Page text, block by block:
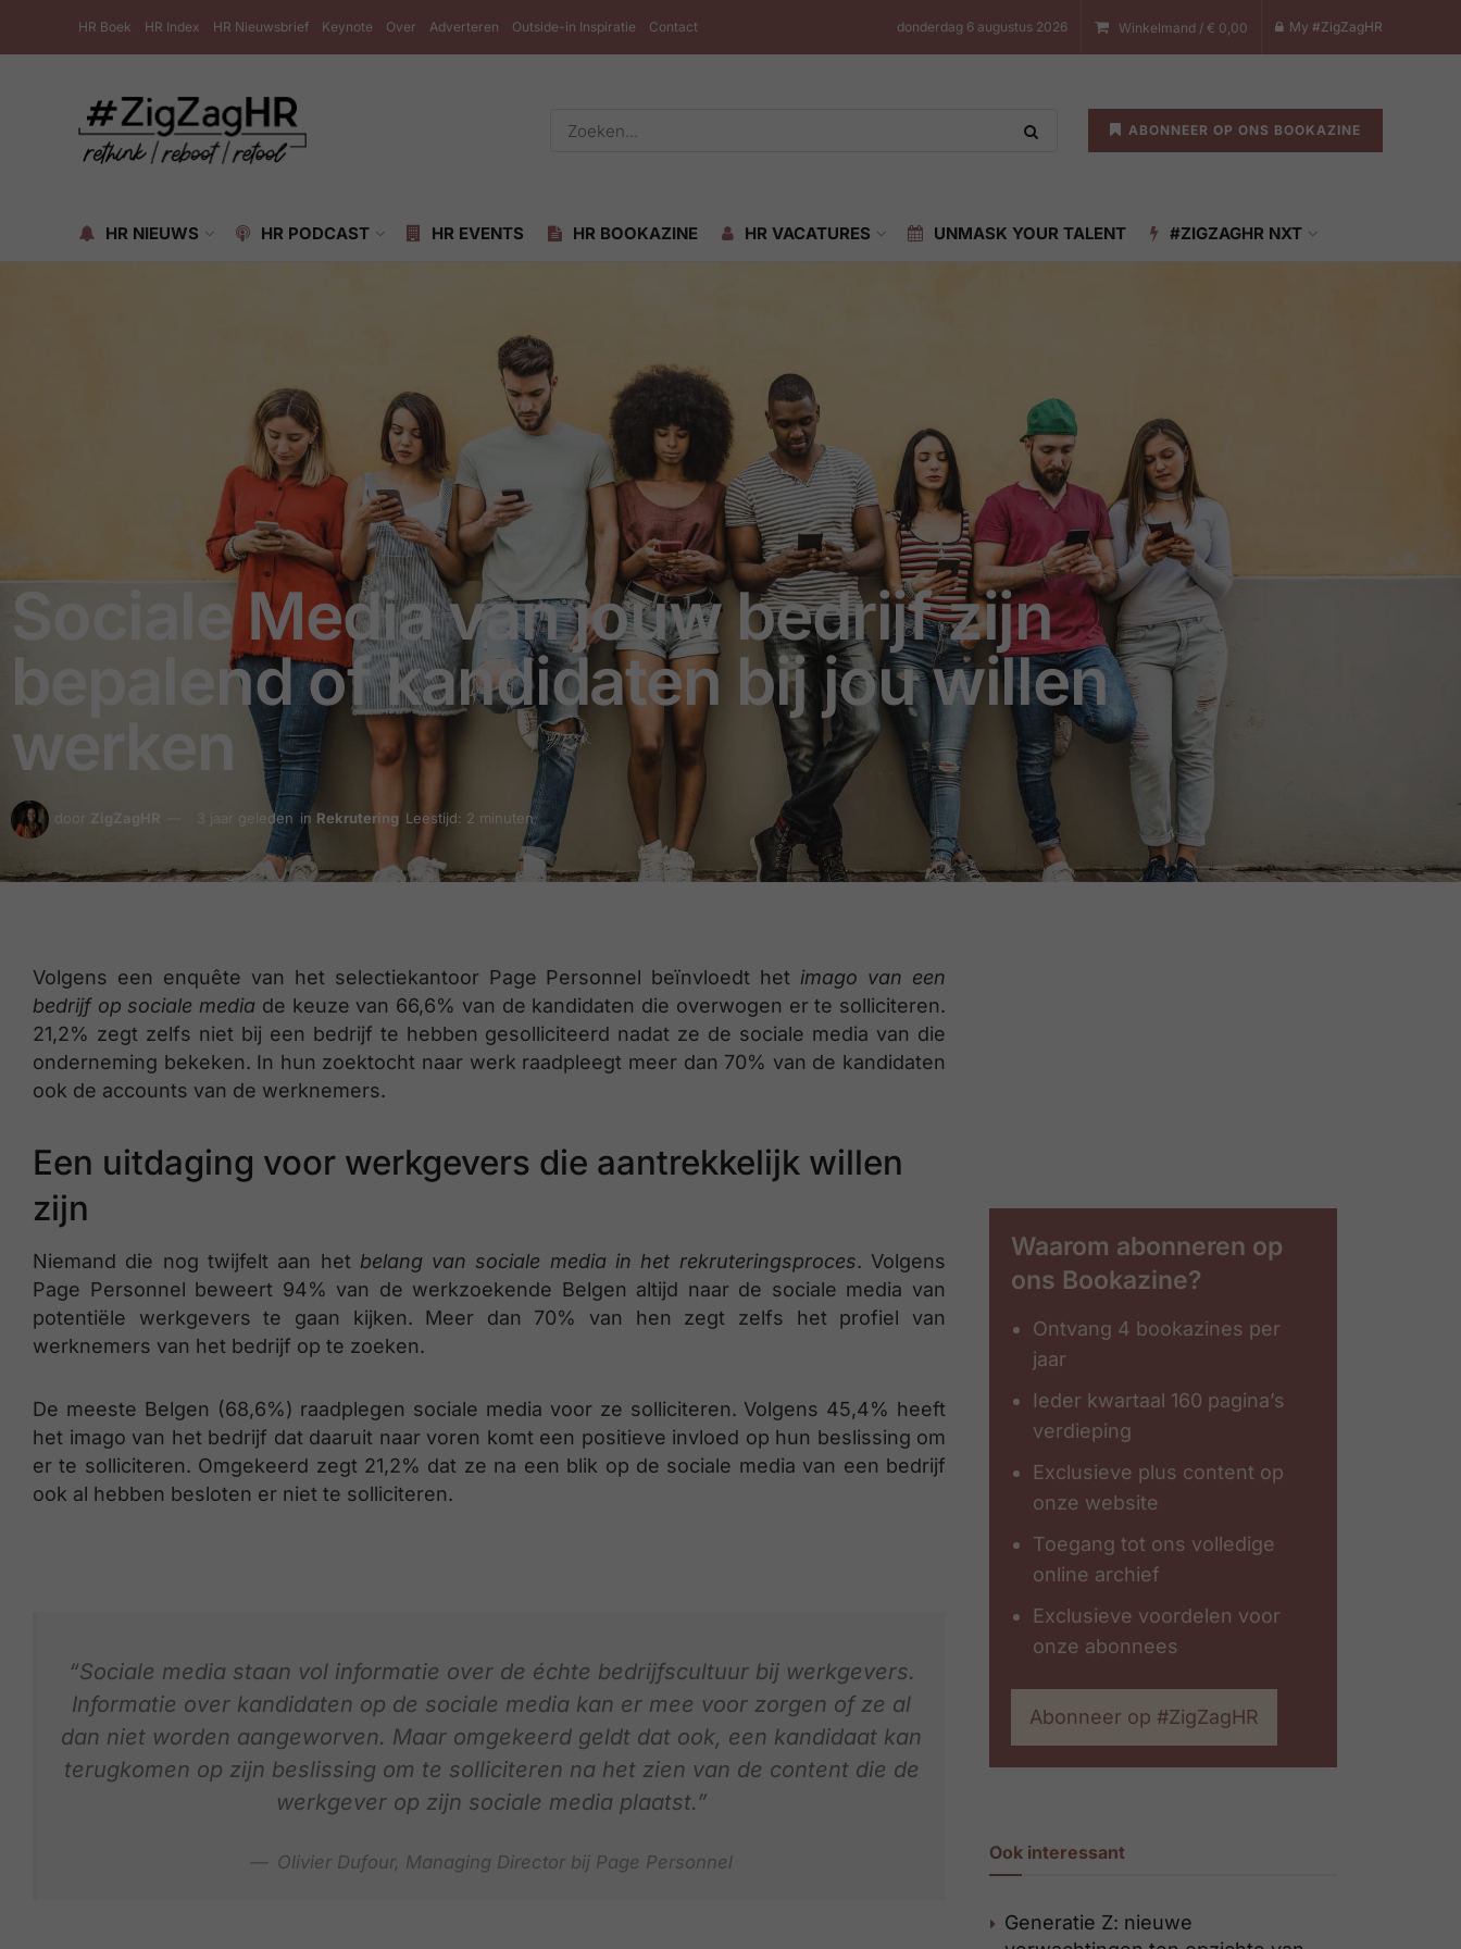
HR Boek HR Index HR Nieuwsbrief Keynote Over Adverteren Outside-in Inspiratie Contact donderdag 6 augustus 2026 Winkelmand / € 0,00 My #ZigZagHR
ABONNEER OP ONS BOOKAZINE
HR NIEUWS HR PODCAST HR EVENTS HR BOOKAZINE HR VACATURES UNMASK YOUR TALENT #ZIGZAGHR NXT
Sociale Media van jouw bedrijf zijn
bepalend of kandidaten bij jou willen
werken
door ZigZagHR 3 jaar geleden in Rekrutering Leestijd: 2 minuten
Volgens een enquête van het selectiekantoor Page Personnel beïnvloedt het imago van een
bedrijf op sociale media de keuze van 66,6% van de kandidaten die overwogen er te solliciteren.
21,2% zegt zelfs niet bij een bedrijf te hebben gesolliciteerd nadat ze de sociale media van die
onderneming bekeken. In hun zoektocht naar werk raadpleegt meer dan 70% van de kandidaten
ook de accounts van de werknemers.
Een uitdaging voor werkgevers die aantrekkelijk willen
zijn
Niemand die nog twijfelt aan het belang van sociale media in het rekruteringsproces. Volgens
Page Personnel beweert 94% van de werkzoekende Belgen altijd naar de sociale media van
potentiële werkgevers te gaan kijken. Meer dan 70% van hen zegt zelfs het profiel van
werknemers van het bedrijf op te zoeken.
De meeste Belgen (68,6%) raadplegen sociale media voor ze solliciteren. Volgens 45,4% heeft
het imago van het bedrijf dat daaruit naar voren komt een positieve invloed op hun beslissing om
er te solliciteren. Omgekeerd zegt 21,2% dat ze na een blik op de sociale media van een bedrijf
ook al hebben besloten er niet te solliciteren.
“Sociale media staan vol informatie over de échte bedrijfscultuur bij werkgevers.
Informatie over kandidaten op de sociale media kan er mee voor zorgen of ze al
dan niet worden aangeworven. Maar omgekeerd geldt dat ook, een kandidaat kan
terugkomen op zijn beslissing om te solliciteren na het zien van de content die de
werkgever op zijn sociale media plaatst.”
Olivier Dufour, Managing Director bij Page Personnel
Waarom abonneren op
ons Bookazine?
Ontvang 4 bookazines per
jaar
Ieder kwartaal 160 pagina’s
verdieping
Exclusieve plus content op
onze website
Toegang tot ons volledige
online archief
Exclusieve voordelen voor
onze abonnees
Abonneer op #ZigZagHR
Ook interessant
Generatie Z: nieuwe